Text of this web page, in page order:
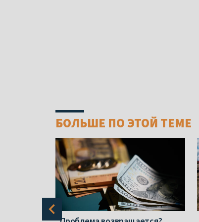
БОЛЬШЕ ПО ЭТОЙ ТЕМЕ